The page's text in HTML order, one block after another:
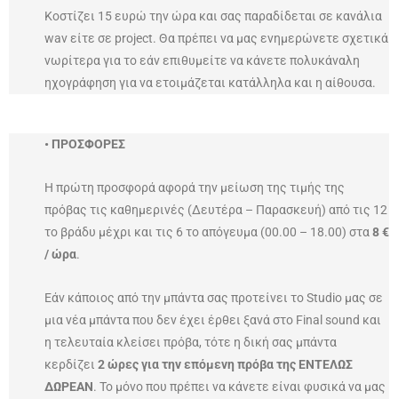
Κοστίζει 15 ευρώ την ώρα και σας παραδίδεται σε κανάλια
wav είτε σε project. Θα πρέπει να μας ενημερώνετε σχετικά
νωρίτερα για το εάν επιθυμείτε να κάνετε πολυκάναλη
ηχογράφηση για να ετοιμάζεται κατάλληλα και η αίθουσα.
• ΠΡΟΣΦΟΡΕΣ
Η πρώτη προσφορά αφορά την μείωση της τιμής της
πρόβας τις καθημερινές (Δευτέρα – Παρασκευή) από τις 12
το βράδυ μέχρι και τις 6 το απόγευμα (00.00 – 18.00) στα8 €
/ ώρα.
Εάν κάποιος από την μπάντα σας προτείνει το Studio μας σε
μια νέα μπάντα που δεν έχει έρθει ξανά στο Final sound και
η τελευταία κλείσει πρόβα, τότε η δική σας μπάντα
κερδίζει 2 ώρες για την επόμενη πρόβα της ΕΝΤΕΛΩΣ
ΔΩΡΕΑΝ. Το μόνο που πρέπει να κάνετε είναι φυσικά να μας